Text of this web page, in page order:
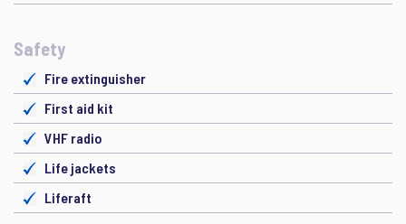
Safety
Fire extinguisher
First aid kit
VHF radio
Life jackets
Liferaft